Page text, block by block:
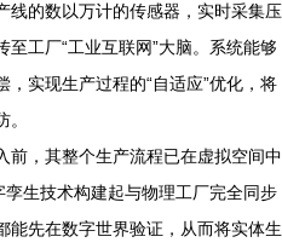
线的数以万计的传感器，实时采集压
工厂“工业互联网”大脑。系统能够
实现生产过程的“自适应”优化，将
前，其整个生产流程已在虚拟空间中
孪生技术构建起与物理工厂完全同步
能先在数字世界验证，从而将实体生